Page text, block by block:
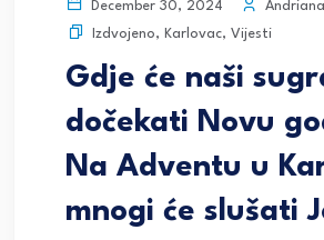
December 30, 2024
Izdvojeno, Karlovac, Vijesti
Gdje će naši
dočekati Novu
Na Adventu u
mnogi će slušati